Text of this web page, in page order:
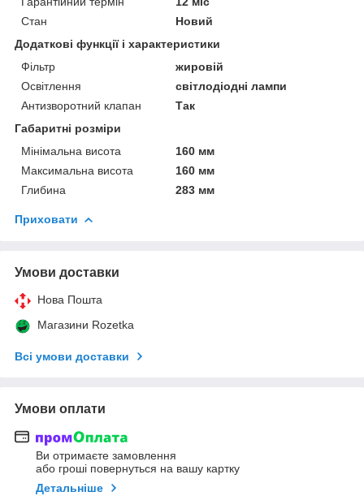
Стан
Новий
Додаткові функції і характеристики
Фільтр
жировій
Освітлення
світлодіодні лампи
Антизворотний клапан
Так
Габаритні розміри
Мінімальна висота
160 мм
Максимальна висота
160 мм
Глибина
283 мм
Приховати
Умови доставки
Нова Пошта
Магазини Rozetka
Всі умови доставки
Умови оплати
Ви отримаєте замовлення
або гроші повернуться на вашу картку
Детальніше